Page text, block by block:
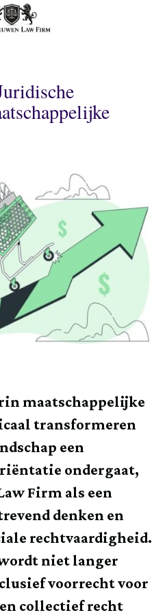
maatschappelijke
transformeren
een
ondergaat,
Firm als een
denken en
rechtvaardigheid.
niet langer
voorrecht voor
collectief recht